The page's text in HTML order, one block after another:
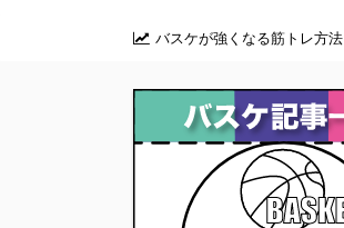
バスケが強くなる筋トレ方法